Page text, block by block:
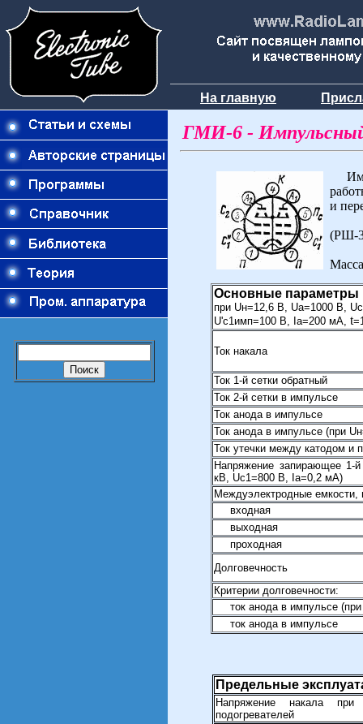
На главную
ГМИ-6 -
и
(РШ-
Основные параметры
при Uн=12,6 В, Uа=1000 В,
U'с1имп=100 В, Iа=200 мА, t
Ток накала
Ток 1-й сетки обратный
Ток 2-й сетки в импульсе
Ток анода в импульсе
Ток анода в импульсе (при
Ток утечки между катодом и
Напряжение запирающее 1-
кВ, Uс1=800 В, Iа=0,2 мА)
Междуэлектродные емкости,
входная
выходная
проходная
Долговечность
Критерии долговечности:
ток анода в импульсе (при
ток анода в импульсе
Предельные
Напряжение накала при
подогревателей